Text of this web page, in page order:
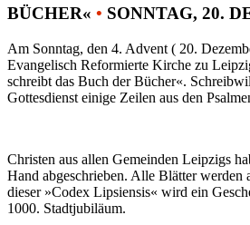
BÜCHER« • SONNTAG, 20.
Am Sonntag, den 4. Advent ( 20.
Evangelisch Reformierte Kirche zu
schreibt das Buch der Bücher«.
Gottesdienst einige Zeilen aus den
Christen aus allen Gemeinden Leipzigs
Hand abgeschrieben. Alle Blätter werden
dieser »Codex Lipsiensis« wird ein
1000. Stadtjubiläum.